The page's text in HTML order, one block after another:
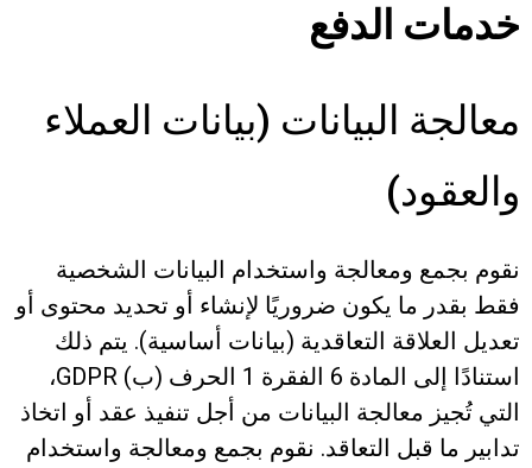
خدمات الدفع
معالجة البيانات (بيانات العملاء
والعقود)
نقوم بجمع ومعالجة واستخدام البيانات الشخصية
فقط بقدر ما يكون ضروريًا لإنشاء أو تحديد محتوى أو
تعديل العلاقة التعاقدية (بيانات أساسية). يتم ذلك
استنادًا إلى المادة 6 الفقرة 1 الحرف (ب) GDPR،
التي تُجيز معالجة البيانات من أجل تنفيذ عقد أو اتخاذ
تدابير ما قبل التعاقد. نقوم بجمع ومعالجة واستخدام